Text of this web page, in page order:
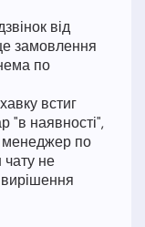
від
замовлення
по
встиг
"в наявності",
менеджер по
чату не